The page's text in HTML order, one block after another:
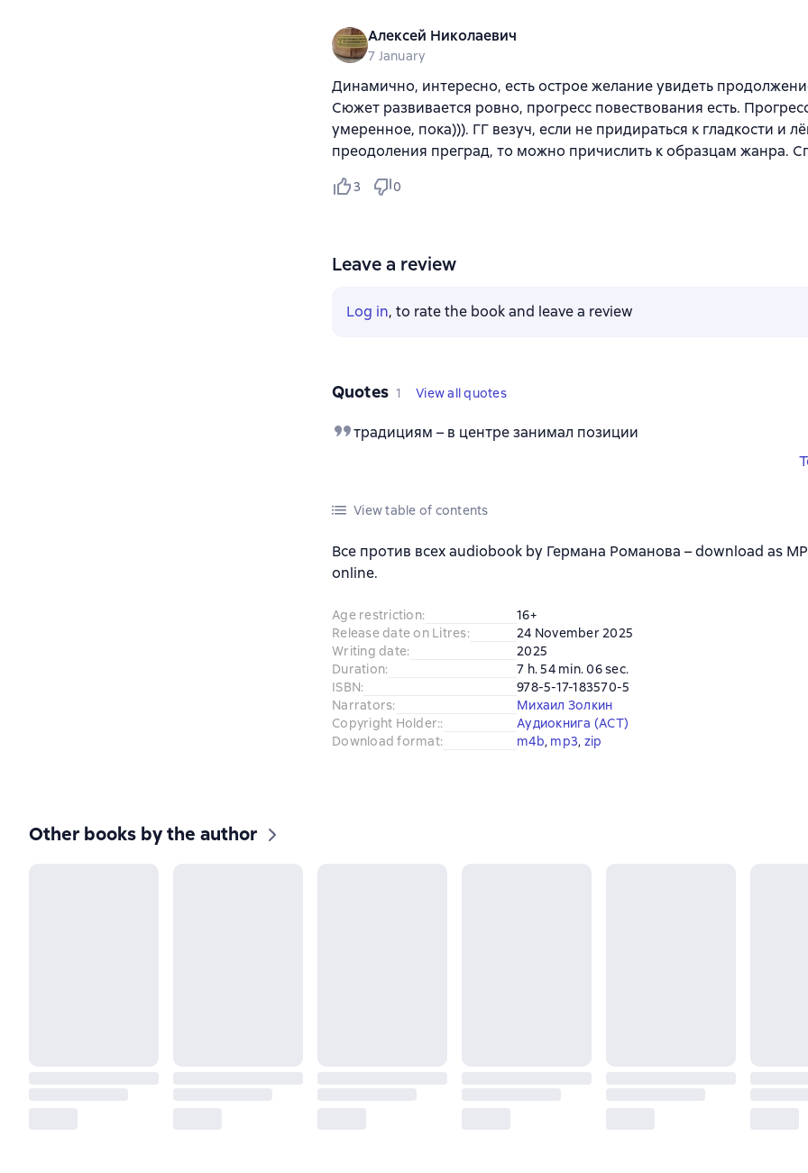
Алексей Николаевич
7 January
Динамично, интересно, есть острое желание увидеть
Сюжет развивается ровно, прогресс повествования есть.
умеренное, пока))). ГГ везуч, если не придираться к гладкости и
преодоления преград, то можно причислить к образцам жанра.
3 0
Leave a review
Log in, to rate the book and leave a review
Quotes 1 View all quotes
традициям – в центре занимал позиции
View table of contents
Все против всех audiobook by Германа Романова – download as
online.
Age restriction:
16+
Release date on Litres:
24 November 2025
Writing date:
2025
Duration:
7 h. 54 min. 06 sec.
ISBN:
978-5-17-183570-5
Narrators:
Михаил Золкин
Copyright Holder::
Аудиокнига (АСТ)
Download format: m4b, mp3, zip
Other books by the author